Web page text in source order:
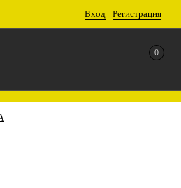
Вход Регистрация
0